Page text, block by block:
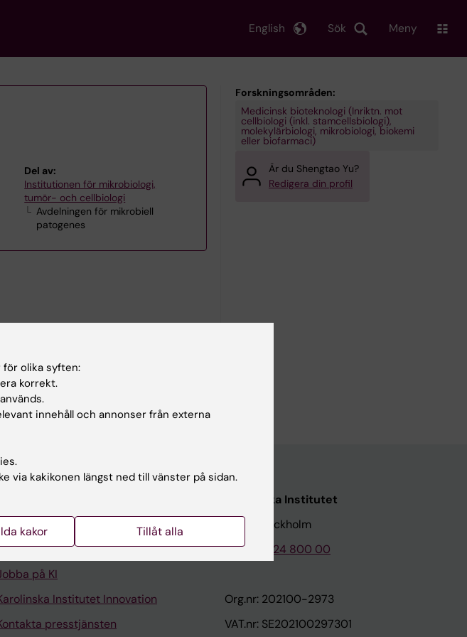
Sök
English Meny
Del av:
Institutionen för mikrobiologi,
tumör- och cellbiologi
Avdelningen för mikrobiell
patogenes
ortho
methylthiolated 1,2,3-
Forskningsområden:
Medicinsk bioteknologi (Inriktn. mot
cellbiologi (inkl. stamcellsbiologi),
molekylärbiologi, mikrobiologi, biokemi
eller biofarmaci)
Är du Shengtao Yu?
Redigera din profil
Universitetsbiblioteket
forskning och utbildning
på KI
Institutet Innovation
presstjänsten
Karolinska Institutet
171 77 Stockholm
Tel: 08-524 800 00
Org.nr: 202100-2973
VAT.nr: SE202100297301
för olika syften:
korrekt.
innehåll och annonser från externa
via kakikonen längst ned till vänster på sidan.
kakor Tillåt alla